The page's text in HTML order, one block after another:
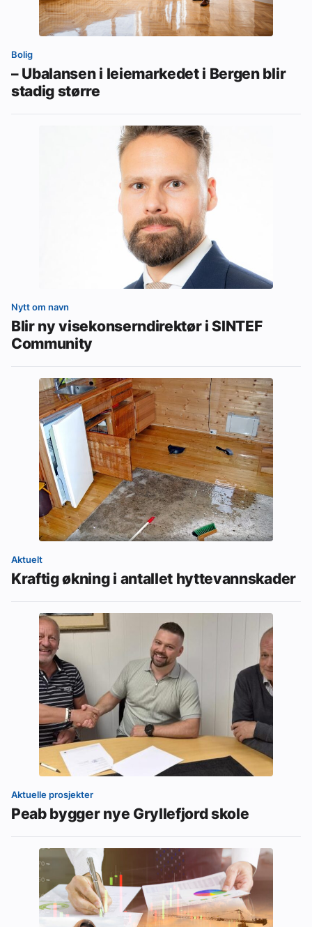
Bolig
– Ubalansen i leiemarkedet i Bergen blir
stadig større
Nytt om navn
Blir ny visekonserndirektør i SINTEF
Community
Aktuelt
Kraftig økning i antallet hyttevannskader
Aktuelle prosjekter
Peab bygger nye Gryllefjord skole